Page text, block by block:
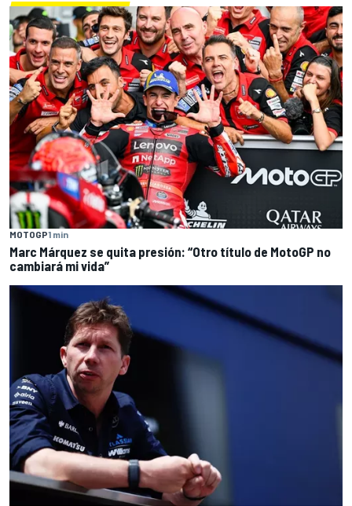
MOTOGP1 min
Marc Márquez se quita presión: “Otro título de MotoGP no
cambiará mi vida”